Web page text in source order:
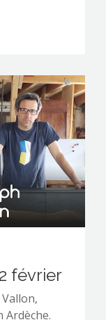
février
Ardèche.